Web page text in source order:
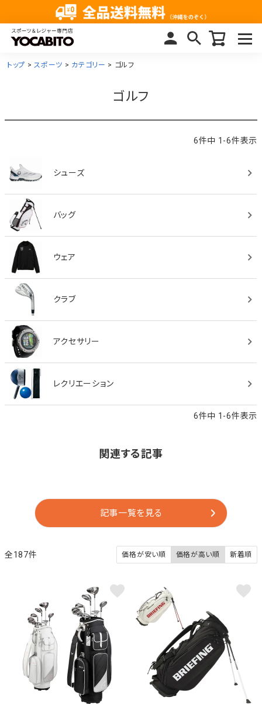
トップ スポーツ カテゴリー ゴルフ
ゴルフ
6件中 1 -6件表示
シューズ
バッグ
ウェア
クラブ
アクセサリー
レクリエーション
6件中 1 -6件表示
関連する記事
記事一覧を見る
価格が安い順 価格が高い順 新着順
187